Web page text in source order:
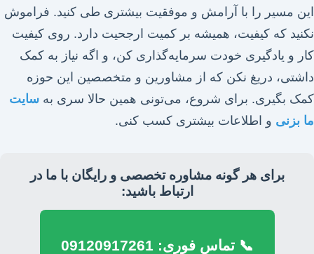
این مسیر را با آرامش و موفقیت بیشتری طی کنید. فراموش
نکنید که کیفیت، همیشه بر کمیت ارجحیت دارد. روی کیفیت
کار و یادگیری خودت سرمایه‌گذاری کن، و اگه نیاز به کمک
داشتی، دریغ نکن که از مشاورین و متخصصین این حوزه
کمک بگیری. برای شروع، می‌تونی همین حالا سری به سایت
ما بزنی و اطلاعات بیشتری کسب کنی.
برای هر گونه مشاوره تخصصی و رایگان با ما در
ارتباط باشید:
📞 تماس فوری: 09120917261